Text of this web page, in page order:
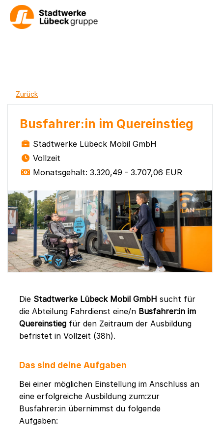
Zurück
Busfahrer:in im Quereinstieg
Stadtwerke Lübeck Mobil GmbH
Vollzeit
Monatsgehalt: 3.320,49 - 3.707,06 EUR
Die Stadtwerke Lübeck Mobil GmbH sucht für
die Abteilung Fahrdienst eine/n Busfahrer:in im
Quereinstieg für den Zeitraum der Ausbildung
befristet in Vollzeit (38h).
Das sind deine Aufgaben
Bei einer möglichen Einstellung im Anschluss an
eine erfolgreiche Ausbildung zum:zur
Busfahrer:in übernimmst du folgende
Aufgaben: